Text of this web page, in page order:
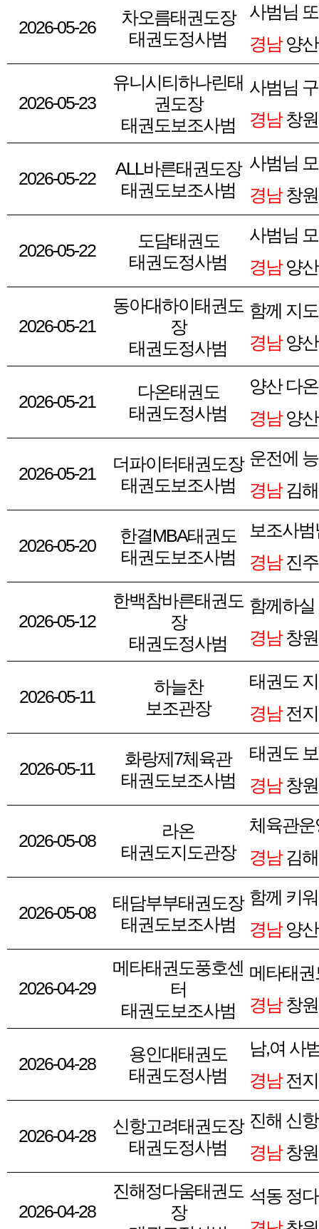
2026-05-26
차오름태권도장
태권도정사범
사범님
경남양
2026-05-23
유니시티하나린태
권도장
태권도보조사범
사범님
경남창원
2026-05-22
ALL바른태권도장
태권도보조사범
사범님
경남창원
2026-05-22
도담태권도
태권도정사범
사범님
경남양
2026-05-21
동아대하이태권도
장
태권도정사범
함께 지
경남양
2026-05-21
다온태권도
태권도정사범
양산 다
경남양
2026-05-21
더파이터태권도장
태권도보조사범
운전에
경남김
2026-05-20
한결MBA태권도
태권도보조사범
보조사
경남진
2026-05-12
한백참바른태권도
장
태권도정사범
함께하
경남창원
2026-05-11
하늘찬
보조관장
태권도
경남전
2026-05-11
화랑제7체육관
태권도보조사범
태권도
경남창원
2026-05-08
라온
태권도지도관장
체육관운
경남김
2026-05-08
태담부부태권도장
태권도보조사범
함께 키
경남양
2026-04-29
메타태권도풍호센
터
태권도보조사범
메타태
경남창원
2026-04-28
용인대태권도
태권도정사범
남,여 사
경남전
2026-04-28
신항고려태권도장
태권도정사범
진해 신
경남창원
2026-04-28
진해정다움태권도
장
석동 정